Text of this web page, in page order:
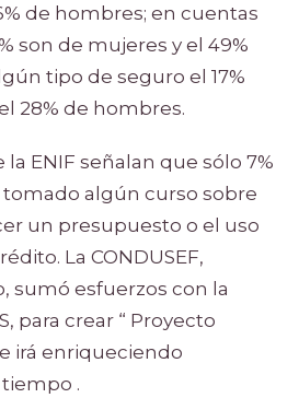
de hombres; en cuentas
son de mujeres y el 49%
tipo de seguro el 17%
28% de hombres.
ENIF señalan que sólo 7%
algún curso sobre
un presupuesto o el uso
La CONDUSEF,
sumó esfuerzos con la
para crear “ Proyecto
irá enriqueciendo
.